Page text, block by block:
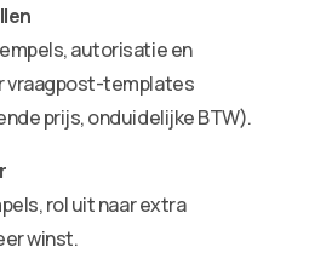
autorisatie en
vraagpost-templates
prijs, onduidelijke BTW).
rol uit naar extra
winst.